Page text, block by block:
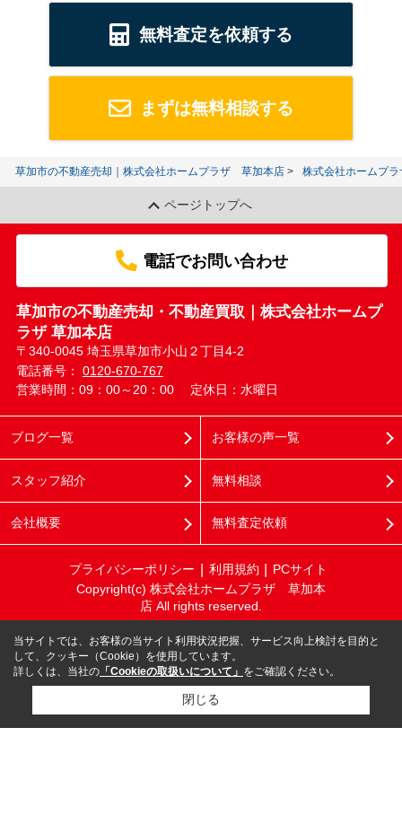
無料査定を依頼する
まずは無料相談する
草加市の不動産売却｜株式会社ホームプラザ 草加本店 株式会社ホームプ
ページトップへ
電話でお問い合わせ
草加市の不動産売却・不動産買取｜株式会社ホームプ
ラザ 草加本店
〒340-0045 埼玉県草加市小山２丁目4-2
電話番号： 0120-670-767
営業時間：09：00～20：00
定休日：水曜日
ブログ一覧
スタッフ紹介
会社概要
お客様の声一覧
無料相談
無料査定依頼
プライバシーポリシー 利用規約
PCサイト
Copyright(c) 株式会社ホームプラザ 草加本
店 All rights reserved.
当サイトでは、お客様の当サイト利用状況把握、サービス向上検討を目的と
して、クッキー（Cookie）を使用しています。
詳しくは、当社の 「Cookieの取扱いについて」 をご確認ください。
閉じる